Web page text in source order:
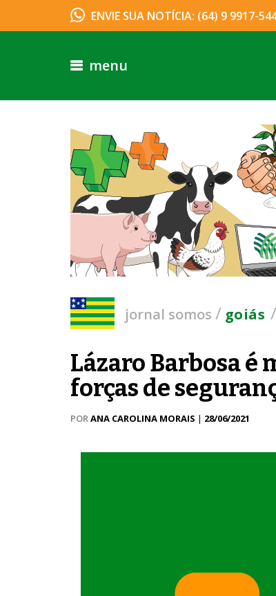
ENVIE SUA NOTÍCIA: (64) 9 9917-
menu
jornal somos / goiás /
Lázaro Barbosa é
forças de
PORANA CAROLINA MORAIS | 28/06/2021